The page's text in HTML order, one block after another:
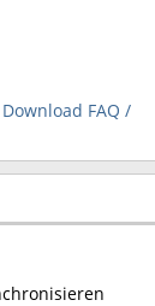
Download FAQ /